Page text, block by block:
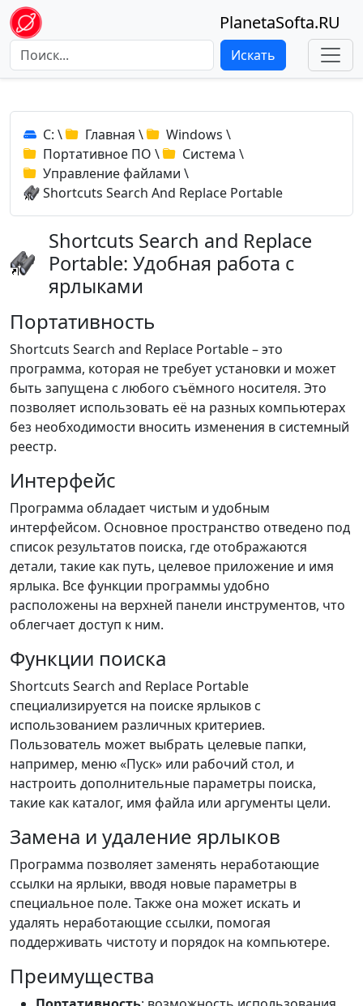
PlanetaSofta.RU
Искать
C: \ Главная \ Windows \
Портативное ПО \ Система \
Управление файлами \
Shortcuts Search And Replace Portable
Shortcuts Search and Replace
Portable: Удобная работа с
ярлыками
Портативность
Shortcuts Search and Replace Portable – это
программа, которая не требует установки и может
быть запущена с любого съёмного носителя. Это
позволяет использовать её на разных компьютерах
без необходимости вносить изменения в системный
реестр.
Интерфейс
Программа обладает чистым и удобным
интерфейсом. Основное пространство отведено под
список результатов поиска, где отображаются
детали, такие как путь, целевое приложение и имя
ярлыка. Все функции программы удобно
расположены на верхней панели инструментов, что
облегчает доступ к ним.
Функции поиска
Shortcuts Search and Replace Portable
специализируется на поиске ярлыков с
использованием различных критериев.
Пользователь может выбрать целевые папки,
например, меню «Пуск» или рабочий стол, и
настроить дополнительные параметры поиска,
такие как каталог, имя файла или аргументы цели.
Замена и удаление ярлыков
Программа позволяет заменять неработающие
ссылки на ярлыки, вводя новые параметры в
специальное поле. Также она может искать и
удалять неработающие ссылки, помогая
поддерживать чистоту и порядок на компьютере.
Преимущества